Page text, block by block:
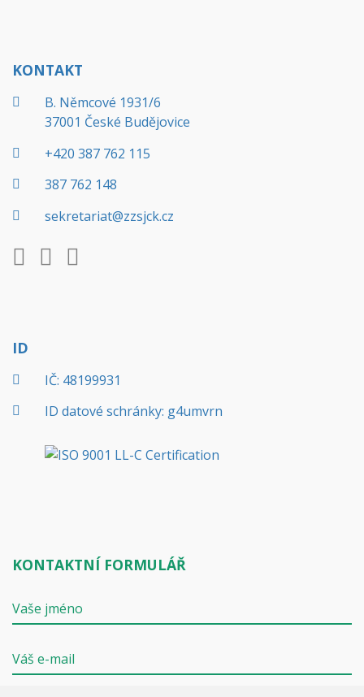
KONTAKT
B. Němcové 1931/6
37001 České Budějovice
+420 387 762 115
387 762 148
sekretariat@zzsjck.cz
ID
IČ: 48199931
ID datové schránky: g4umvrn
KONTAKTNÍ FORMULÁŘ